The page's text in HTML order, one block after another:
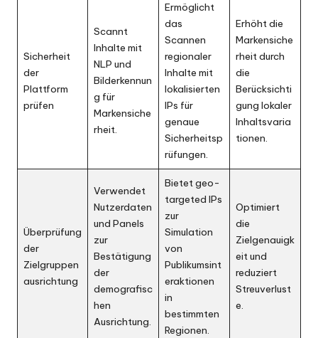
Sicherheit
der
Plattform
prüfen
Scannt
Inhalte mit
NLP und
Bilderkennun
g für
Markensiche
rheit.
Ermöglicht
das
Scannen
regionaler
Inhalte mit
lokalisierten
IPs für
genaue
Sicherheitsp
rüfungen.
Erhöht die
Markensiche
rheit durch
die
Berücksichti
gung lokaler
Inhaltsvaria
tionen.
Überprüfung
der
Zielgruppen
ausrichtung
Verwendet
Nutzerdaten
und Panels
zur
Bestätigung
der
demografisc
hen
Ausrichtung.
Bietet geo-
targeted IPs
zur
Simulation
von
Publikumsint
eraktionen
in
bestimmten
Regionen.
Optimiert
die
Zielgenauigk
eit und
reduziert
Streuverlust
e.